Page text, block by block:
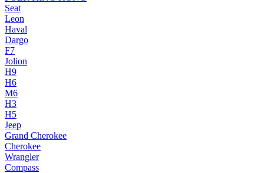
Seat
Leon
Haval
Dargo
F7
Jolion
H9
H6
M6
H3
H5
Jeep
Grand Cherokee
Cherokee
Wrangler
Compass